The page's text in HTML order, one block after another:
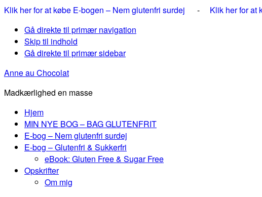
Klik her for at købe E-bogen – Nem glutenfri surdej - Klik her for at
Gå direkte til primær navigation
Skip til indhold
Gå direkte til primær sidebar
Anne au Chocolat
Madkærlighed en masse
Hjem
MIN NYE BOG – BAG GLUTENFRIT
E-bog – Nem glutenfri surdej
E-bog – Glutenfri & Sukkerfri
eBook: Gluten Free & Sugar Free
Opskrifter
Om mig